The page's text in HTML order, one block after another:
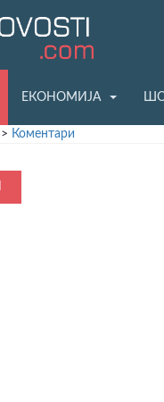
ЕКОНОМИЈА
> Коментари